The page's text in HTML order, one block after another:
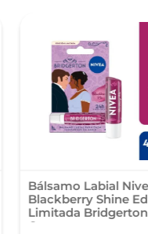
Bálsamo Labial
Blackberry Shine
Limitada
Grs